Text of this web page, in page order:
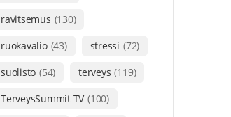
ravitsemus (130)
ruokavalio (43) stressi (72)
suolisto (54) terveys (119)
TerveysSummit TV (100)